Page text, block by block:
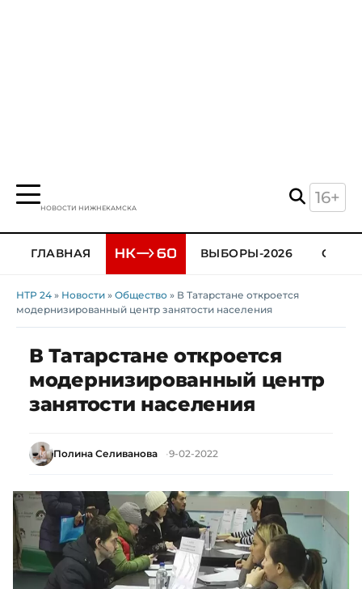
НОВОСТИ НИЖНЕКАМСКА
16+
ГЛАВНАЯ ВЫБОРЫ-2026
НТР 24 » Новости » Общество » В Татарстане откроется
модернизированный центр занятости населения
В Татарстане откроется
модернизированный центр
занятости населения
Полина Селиванова 9-02-2022